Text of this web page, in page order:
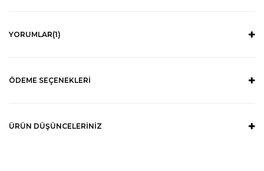
YORUMLAR(1)
ÖDEME SEÇENEKLERI
ÜRÜN DÜŞÜNCELERINIZ